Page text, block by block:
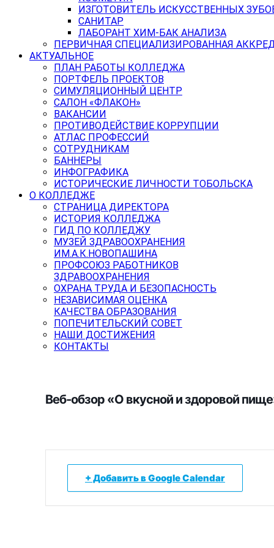
ИЗГОТОВИТЕЛЬ ИСКУССТВЕННЫХ
САНИТАР
ЛАБОРАНТ ХИМ-БАК АНАЛИЗА
ПЕРВИЧНАЯ СПЕЦИАЛИЗИРОВАННАЯ
АКТУАЛЬНОЕ
ПЛАН РАБОТЫ КОЛЛЕДЖА
ПОРТФЕЛЬ ПРОЕКТОВ
СИМУЛЯЦИОННЫЙ ЦЕНТР
САЛОН «ФЛАКОН»
ВАКАНСИИ
ПРОТИВОДЕЙСТВИЕ КОРРУПЦИИ
АТЛАС ПРОФЕССИЙ
СОТРУДНИКАМ
БАННЕРЫ
ИНФОГРАФИКА
ИСТОРИЧЕСКИЕ ЛИЧНОСТИ ТОБОЛЬСКА
О КОЛЛЕДЖЕ
СТРАНИЦА ДИРЕКТОРА
ИСТОРИЯ КОЛЛЕДЖА
ГИД ПО КОЛЛЕДЖУ
МУЗЕЙ ЗДРАВООХРАНЕНИЯ
ИМ.А.К.НОВОПАШИНА
ПРОФСОЮЗ РАБОТНИКОВ
ЗДРАВООХРАНЕНИЯ
ОХРАНА ТРУДА И БЕЗОПАСНОСТЬ
НЕЗАВИСИМАЯ ОЦЕНКА
КАЧЕСТВА ОБРАЗОВАНИЯ
ПОПЕЧИТЕЛЬСКИЙ СОВЕТ
НАШИ ДОСТИЖЕНИЯ
КОНТАКТЫ
Веб-обзор «О вкусной и здоровой
+ Добавить в Google Calendar